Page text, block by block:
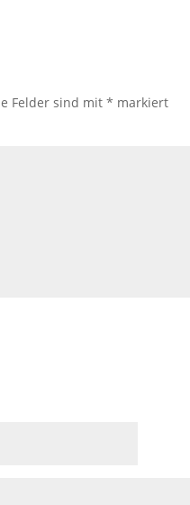
Felder sind mit* markiert